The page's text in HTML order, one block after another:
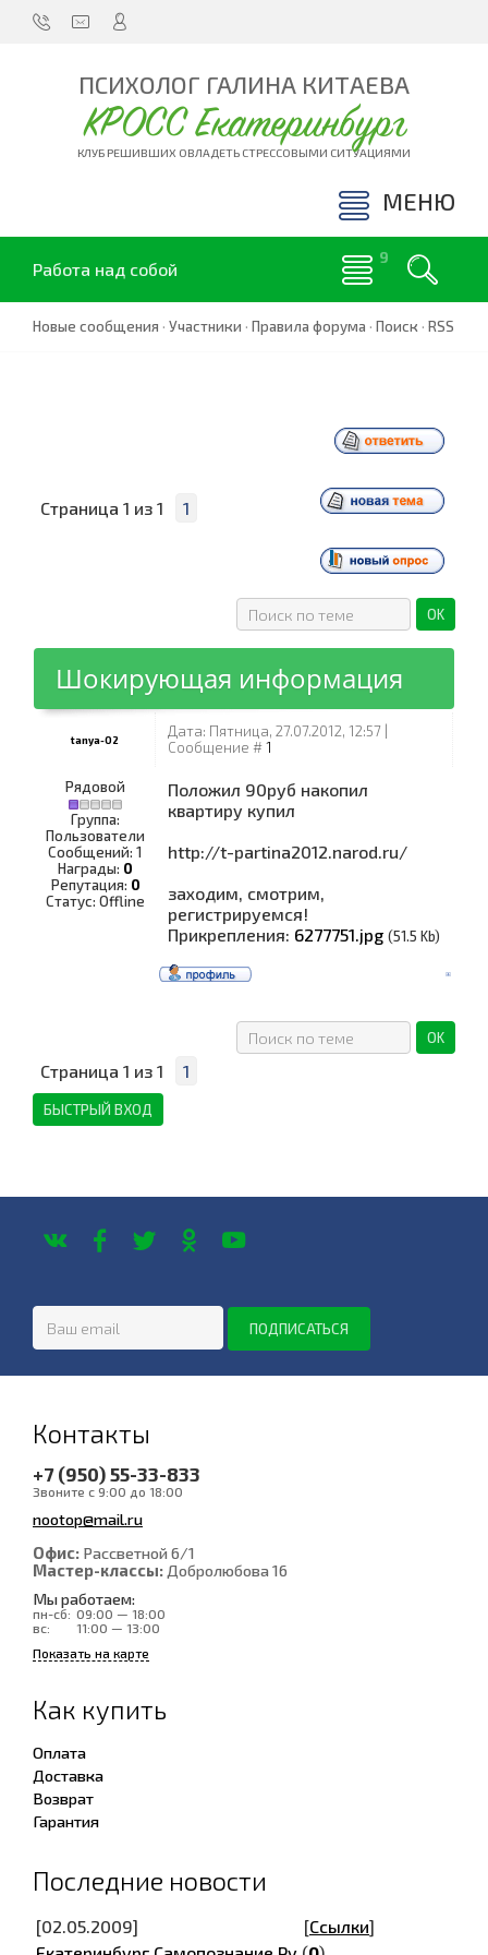
ПСИХОЛОГ ГАЛИНА КИТАЕВА
КРОСС Екатеринбург
КЛУБ РЕШИВШИХ ОВЛАДЕТЬ СТРЕССОВЫМИ СИТУАЦИЯМИ
МЕНЮ
Работа над собой
Новые сообщения · Участники · Правила форума · Поиск · RSS
Страница 1 из 1 1
Шокирующая информация
tanya-02
Дата: Пятница, 27.07.2012, 12:57 |
Сообщение #1
Рядовой
Группа:
Пользователи
Сообщений: 1
Награды: 0
Репутация: 0
Статус: Offline
Положил 90руб накопил
квартиру купил
http://t-partina2012.narod.ru/
заходим, смотрим,
регистрируемся!
Прикрепления: 6277751.jpg (51.5 Kb)
Страница 1 из 1 1
Контакты
+7 (950) 55-33-833
Звоните с 9:00 до 18:00
nootop@mail.ru
Офис: Рассветной 6/1
Мастер-классы: Добролюбова 16
Мы работаем:
пн-сб: 09:00 — 18:00
вс:
11:00 — 13:00
Показать на карте
Как купить
Оплата
Доставка
Возврат
Гарантия
Последние новости
[02.05.2009] [Ссылки]